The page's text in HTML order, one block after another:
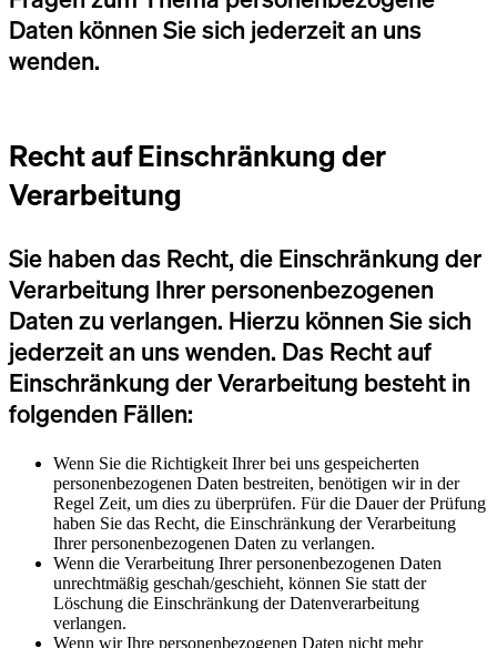
Daten können Sie sich jederzeit an uns
wenden.
Recht auf Einschränkung der
Verarbeitung
Sie haben das Recht, die Einschränkung der
Verarbeitung Ihrer personenbezogenen
Daten zu verlangen. Hierzu können Sie sich
jederzeit an uns wenden. Das Recht auf
Einschränkung der Verarbeitung besteht in
folgenden Fällen:
Wenn Sie die Richtigkeit Ihrer bei uns gespeicherten
personenbezogenen Daten bestreiten, benötigen wir in der
Regel Zeit, um dies zu überprüfen. Für die Dauer der Prüfung
haben Sie das Recht, die Einschränkung der Verarbeitung
Ihrer personenbezogenen Daten zu verlangen.
Wenn die Verarbeitung Ihrer personenbezogenen Daten
unrechtmäßig geschah/geschieht, können Sie statt der
Löschung die Einschränkung der Datenverarbeitung
verlangen.
Wenn wir Ihre personenbezogenen Daten nicht mehr